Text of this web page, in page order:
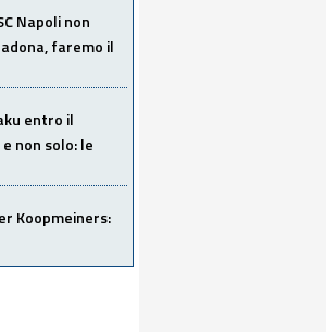
Napoli non
faremo il
entro il
non solo: le
Koopmeiners: